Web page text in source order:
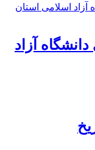
آزاد